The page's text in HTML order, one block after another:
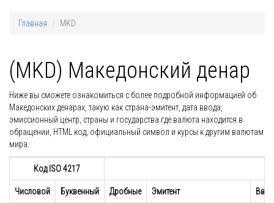
Главная MKD
(MKD) Македонский денар
Ниже вы сможете ознакомиться с более подробной информацией об
Македонских денарах, такую как страна-эмитент, дата ввода,
эмиссионный центр, страны и государства где валюта находится в
обращении, HTML код, официальный символ и курсы к другим валютам
мира.
Код ISO 4217
Числовой Буквенный Дробные Эмитент